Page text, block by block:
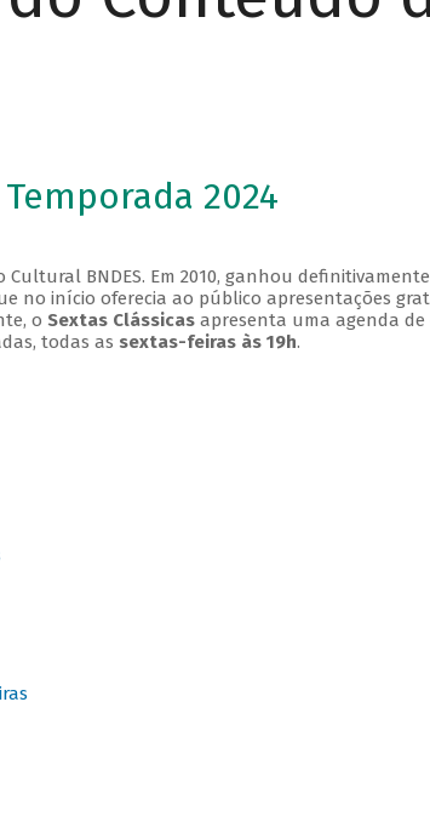
2024
BNDES. Em 2010, ganhou
no início oferecia ao público apresentações
o Sextas Clássicasapresenta uma agenda de
todas as sextas-feiras às 19h.